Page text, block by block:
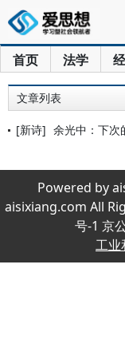
首页 法学
文章列表
[新诗] 余光中：下
Powered by
aisixiang.com All
号-1 京
工业